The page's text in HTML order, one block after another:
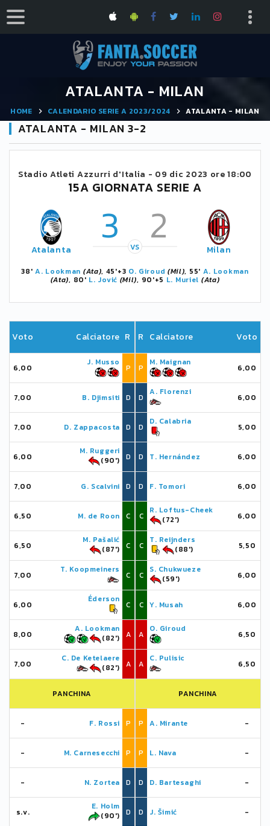
ATALANTA - MILAN
HOME CALENDARIO SERIE A 2023/2024 ATALANTA - MILAN
ATALANTA - MILAN 3-2
Stadio Atleti Azzurri d'Italia - 09 dic 2023 ore 18:00
15A GIORNATA SERIE A
Atalanta 3 2
VS Milan
38'A. Lookman (Ata), 45'+3 O. Giroud (Mil), 55' A. Lookman
(Ata), 80' L. Jović (Mil), 90'+5 L. Muriel (Ata)
Voto Calciatore R
6,00
J. Musso
P
7,00 B. Djimsiti D
7,00 D. Zappacosta D
6,00
M. Ruggeri
(90')
D
7,00 G. Scalvini D
6,50 M. de Roon C
6,50
M. Pašalić
(87')
C
7,00
T. Koopmeiners
C
6,00
Éderson
C
8,00
A. Lookman
(82')
A
7,00
C. De Ketelaere
(82')
A
PANCHINA
- F. Rossi P
- M. Carnesecchi P
- N. Zortea D
s.v.
E. Holm
(90')
D
R Calciatore Voto
P
M. Maignan
6,00
D
A. Florenzi
6,00
D
D. Calabria
5,00
D T. Hernández 6,00
D F. Tomori 6,00
C
R. Loftus-Cheek
(72')
6,00
C
T. Reijnders
(88')
5,50
C
S. Chukwueze
(59')
6,00
C Y. Musah 6,00
A
O. Giroud
6,50
A
C. Pulisic
6,50
PANCHINA
P A. Mirante -
P L. Nava -
D D. Bartesaghi -
D J. Šimić -